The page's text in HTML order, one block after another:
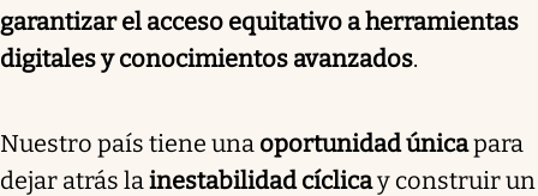
garantizar el acceso equitativo a herramientas
digitales y conocimientos avanzados.
Nuestro país tiene una oportunidad únicapara
dejar atrás la inestabilidad cíclicay construir un